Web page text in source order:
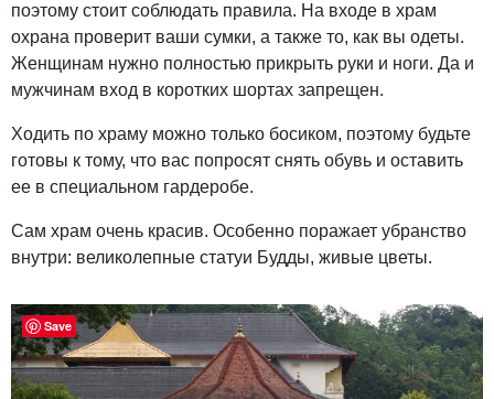
поэтому стоит соблюдать правила. На входе в храм
охрана проверит ваши сумки, а также то, как вы одеты.
Женщинам нужно полностью прикрыть руки и ноги. Да и
мужчинам вход в коротких шортах запрещен.
Ходить по храму можно только босиком, поэтому будьте
готовы к тому, что вас попросят снять обувь и оставить
ее в специальном гардеробе.
Сам храм очень красив. Особенно поражает убранство
внутри: великолепные статуи Будды, живые цветы.
Save